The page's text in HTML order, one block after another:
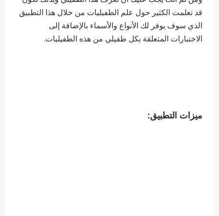
قد تعلمت الكثير حول علم الطفيليات من خلال هذا التطبيق
الذي سوف يوفر لك الأنواع والأسماء بالإضافة إلى
الاختبارات المتعلقة بكل طفيلي من هذه الطفيليات.
ميزات التطبيق: